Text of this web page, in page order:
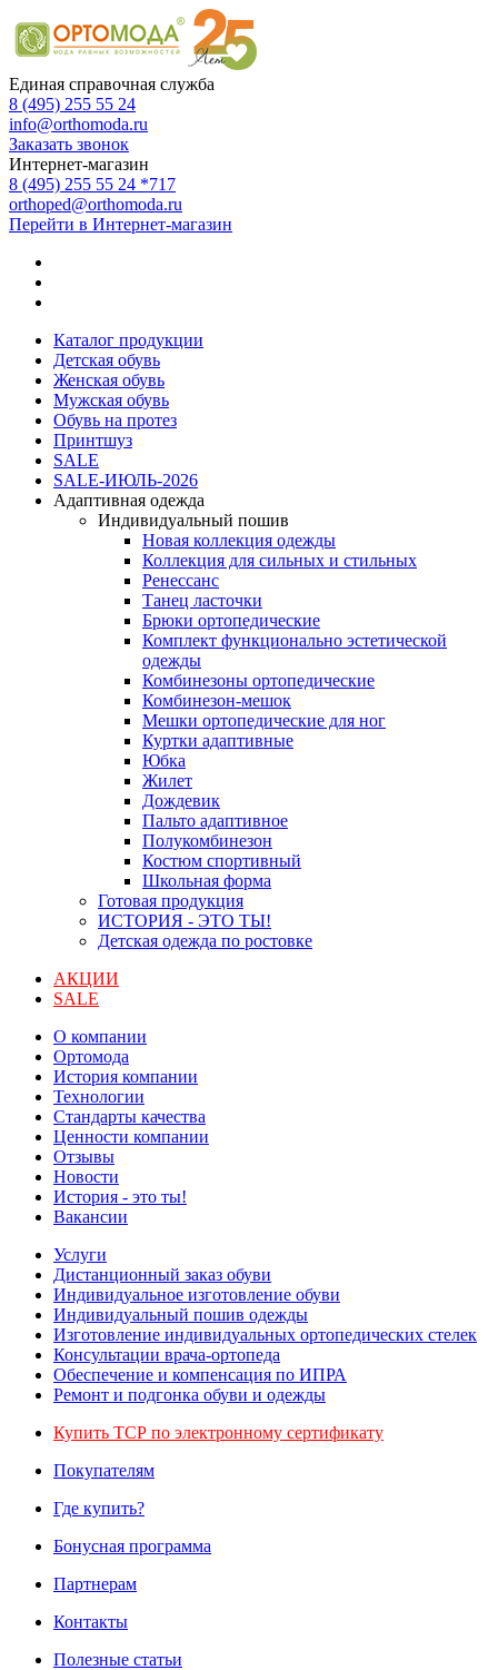
Единая справочная служба
8 (495) 255 55 24
info@orthomoda.ru
Заказать звонок
Интернет-магазин
8 (495) 255 55 24 *717
orthoped@orthomoda.ru
Перейти в Интернет-магазин
Каталог продукции
Детская обувь
Женская обувь
Мужская обувь
Обувь на протез
Принтшуз
SALE
SALE-ИЮЛЬ-2026
Адаптивная одежда
Индивидуальный пошив
Новая коллекция одежды
Коллекция для сильных и стильных
Ренессанс
Танец ласточки
Брюки ортопедические
Комплект функционально эстетической
одежды
Комбинезоны ортопедические
Комбинезон-мешок
Мешки ортопедические для ног
Куртки адаптивные
Юбка
Жилет
Дождевик
Пальто адаптивное
Полукомбинезон
Костюм спортивный
Школьная форма
Готовая продукция
ИСТОРИЯ - ЭТО ТЫ!
Детская одежда по ростовке
АКЦИИ
SALE
О компании
Ортомода
История компании
Технологии
Стандарты качества
Ценности компании
Отзывы
Новости
История - это ты!
Вакансии
Услуги
Дистанционный заказ обуви
Индивидуальное изготовление обуви
Индивидуальный пошив одежды
Изготовление индивидуальных ортопедических стелек
Консультации врача-ортопеда
Обеспечение и компенсация по ИПРА
Ремонт и подгонка обуви и одежды
Купить ТСР по электронному сертификату
Покупателям
Где купить?
Бонусная программа
Партнерам
Контакты
Полезные статьи